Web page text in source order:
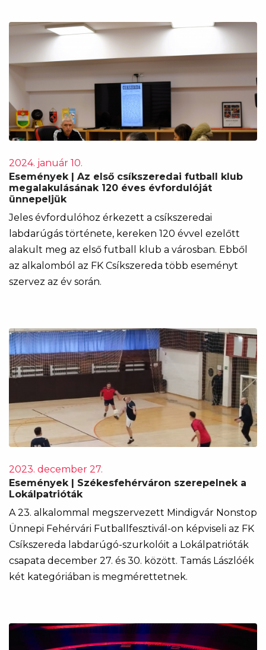
2024. január 10.
Események | Az első csíkszeredai futball klub
megalakulásának 120 éves évfordulóját
ünnepeljük
Jeles évfordulóhoz érkezett a csíkszeredai
labdarúgás története, kereken 120 évvel ezelőtt
alakult meg az első futball klub a városban. Ebből
az alkalomból az FK Csíkszereda több eseményt
szervez az év során.
2023. december 27.
Események | Székesfehérváron szerepelnek a
Lokálpatrióták
A 23. alkalommal megszervezett Mindigvár Nonstop
Ünnepi Fehérvári Futballfesztivál-on képviseli az FK
Csíkszereda labdarúgó-szurkolóit a Lokálpatrióták
csapata december 27. és 30. között. Tamás Lászlóék
két kategóriában is megmérettetnek.